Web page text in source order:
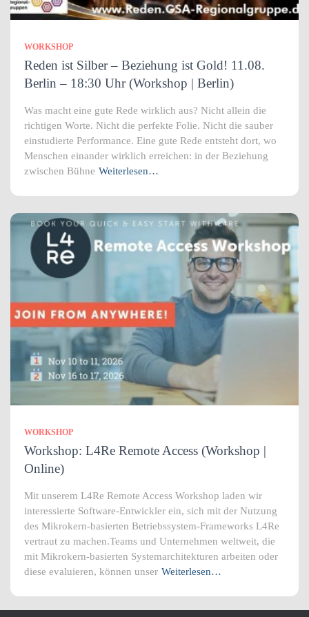
WORKSHOP
Reden ist Silber – Beziehung ist Gold! 11.08.
Berlin – 18:30 Uhr (Workshop | Berlin)
Was macht eine gute Rede wirklich aus? Nicht allein die
richtigen Worte. Nicht die perfekte Folie. Nicht die sauber
einstudierte Performance. Eine gute Rede entsteht dort, wo
Menschen einander wirklich erreichen: in der Beziehung
zwischen Bühne Weiterlesen…
WORKSHOP
Workshop: L4Re Remote Access (Workshop |
Online)
Mit unserem L4Re Remote Access Workshop laden wir
interessierte Software-Entwickler ein, sich mit der Nutzung
des Mikrokern-basierten Betriebssystem-Frameworks L4Re
vertraut zu machen.Teams und Unternehmen weltweit, die
mit Mikrokern-basierten Systemarchitekturen arbeiten oder
diese evaluieren, können unser Weiterlesen…